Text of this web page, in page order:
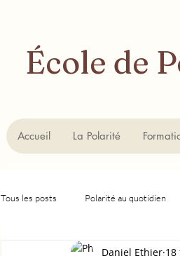
​École
Accueil La Polarité
Tous les posts Polarité au quotidien
Daniel Ethier 18